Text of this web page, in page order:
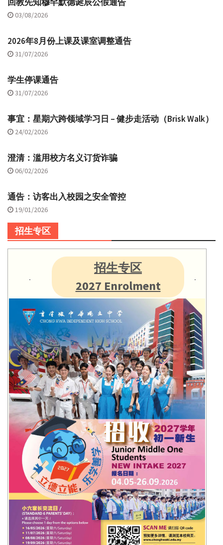
03/08/2026
2026年8月份上课及课室调整通告
31/07/2026
学生停课通告
31/07/2026
事宜：星期六跨领域学习日 – 健步走活动（Brisk Walk）
24/02/2026
澄清：滥用校方名义订货诈骗
06/02/2026
通告：访客出入校园之安全管控
19/01/2026
招生专区
招生专区
2027 Enrolment